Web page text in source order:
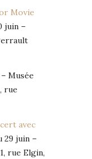
Movie
juin –
Musée
rue
avec
29 juin –
rue Elgin,